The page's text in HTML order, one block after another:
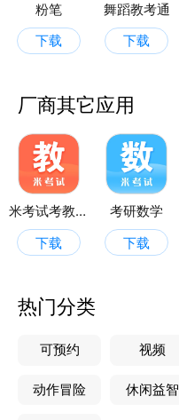
粉笔
下载
舞蹈教考通
下载
厂商其它应用
米考试考教师
下载
考研数学
下载
热门分类
可预约 视频
动作冒险 休闲益智